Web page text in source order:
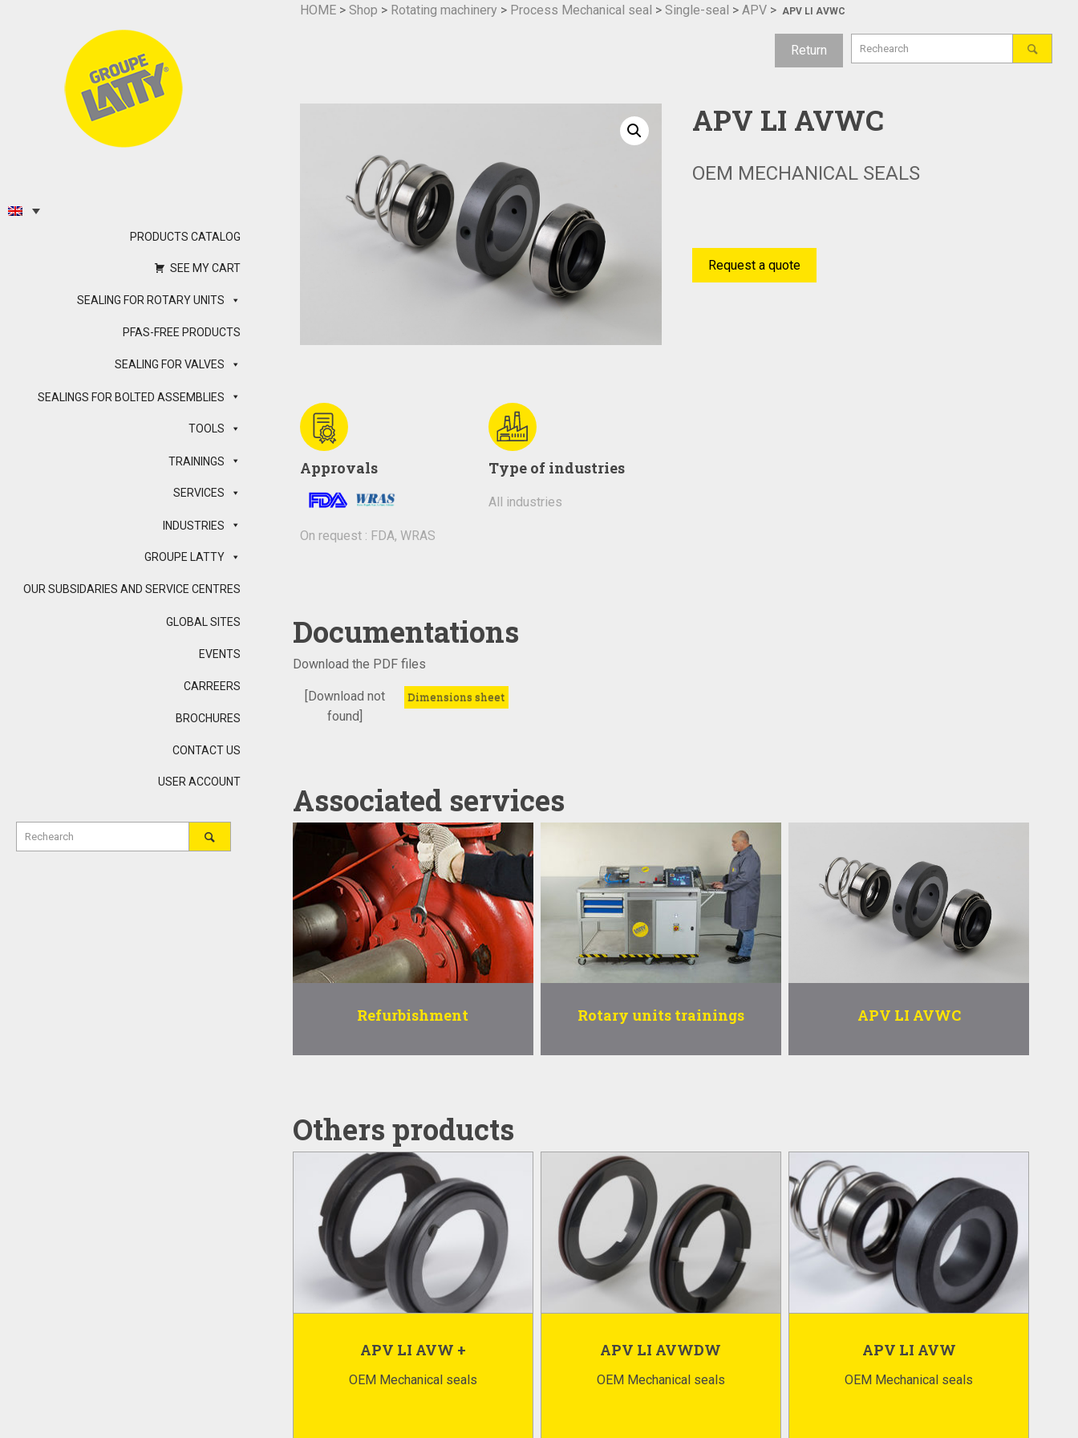
PRODUCTS CATALOG
SEE MY CART
SEALING FOR ROTARY UNITS
PFAS-FREE PRODUCTS
SEALING FOR VALVES
SEALINGS FOR BOLTED ASSEMBLIES
TOOLS
TRAININGS
SERVICES
INDUSTRIES
GROUPE LATTY
OUR SUBSIDARIES AND SERVICE CENTRES
GLOBAL SITES
EVENTS
CARREERS
BROCHURES
CONTACT US
USER ACCOUNT
HOME> Shop > Rotating machinery > Process Mechanical seal > Single-seal > APV> APV LI AVWC
Return
APV LI AVWC
OEM MECHANICAL SEALS
Request a quote
Approvals
On request : FDA, WRAS
Type of industries
All industries
Documentations
Download the PDF files
[Download not
found]
Dimensions sheet
Associated services
Refurbishment Rotary units trainings APV LI AVWC
Others products
APV LI AVW +
OEM Mechanical seals
APV LI AVWDW
OEM Mechanical seals
APV LI AVW
OEM Mechanical seals